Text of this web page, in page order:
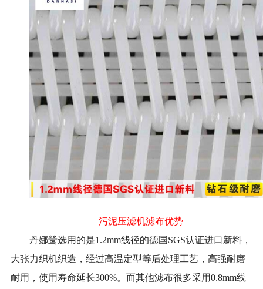
污泥压滤机滤布优势
丹娜鸶选用的是1.2mm线径的德国SGS认证进口新料，
大张力织机织造，经过高温定型等后处理工艺，高强耐磨
耐用，使用寿命延长300%。而其他滤布很多采用0.8mm线